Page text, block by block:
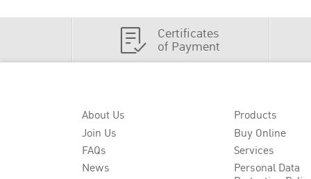
Certificates
of Payment
About Us
Join Us
FAQs
News
Products
Buy Online
Services
Personal Data